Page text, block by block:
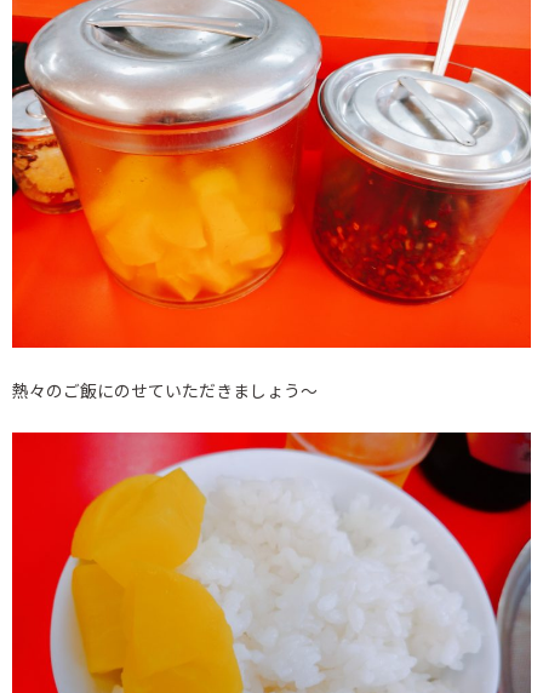
熱々のご飯にのせていただきましょう～